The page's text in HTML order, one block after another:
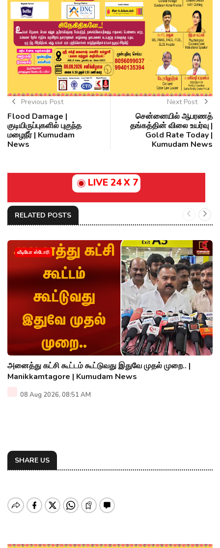
Previous Post
Flood Damage |
குடியிருப்புகளில் புகுந்த
மழைநீர் | Kumudam
News
Next Post
சென்னையில் ஆபரணத்
தங்கத்தின் விலை உயர்வு |
Gold Rate Today |
Kumudam News
LIVE 24 X 7
RELATED POSTS
வீடியோ ஸ்டோரி
அனைத்து கட்சி கூட்டம் கூட்டுவது இதுவே முதல் முறை.. |
Manikkamtagore | Kumudam News
08 Aug 2026, 08:51 AM
SHARE US